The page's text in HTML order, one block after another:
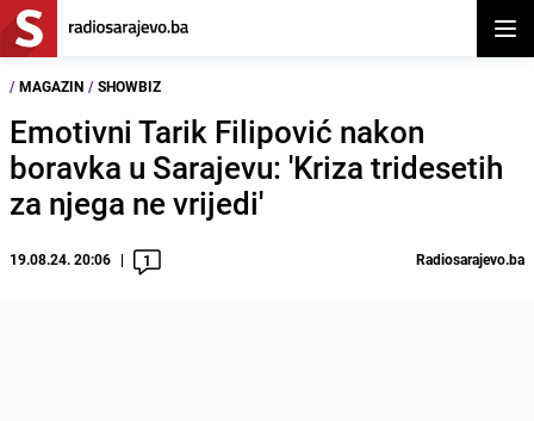
/ MAGAZIN / SHOWBIZ
Emotivni Tarik Filipović nakon
boravka u Sarajevu: 'Kriza tridesetih
za njega ne vrijedi'
19.08.24. 20:06 1 Radiosarajevo.ba